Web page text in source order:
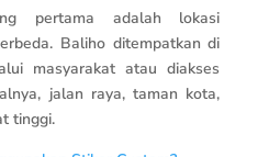
pertama adalah lokasi
Baliho ditempatkan di
masyarakat atau diakses
jalan raya, taman kota,
tinggi.